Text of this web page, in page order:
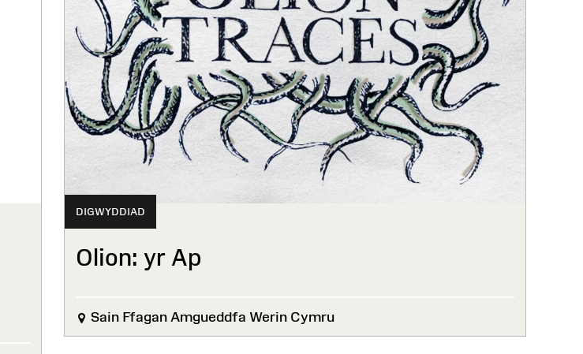
DIGWYDDIAD
Olion: yr Ap
Sain Ffagan Amgueddfa Werin Cymru